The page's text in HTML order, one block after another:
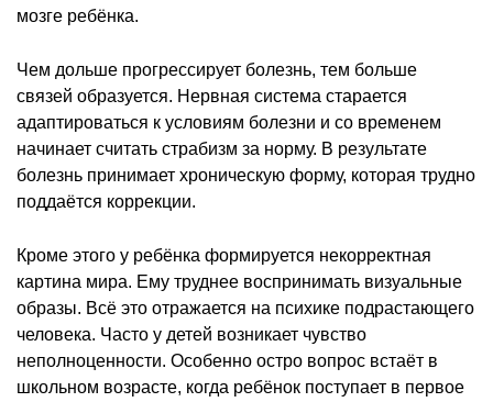
мозге ребёнка.
Чем дольше прогрессирует болезнь, тем больше
связей образуется. Нервная система старается
адаптироваться к условиям болезни и со временем
начинает считать страбизм за норму. В результате
болезнь принимает хроническую форму, которая трудно
поддаётся коррекции.
Кроме этого у ребёнка формируется некорректная
картина мира. Ему труднее воспринимать визуальные
образы. Всё это отражается на психике подрастающего
человека. Часто у детей возникает чувство
неполноценности. Особенно остро вопрос встаёт в
школьном возрасте, когда ребёнок поступает в первое